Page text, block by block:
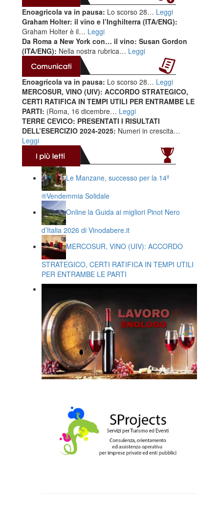
Enoagricola va in pausa: Lo scorso 28… Leggi
Graham Holter: il vino e l’Inghilterra (ITA/ENG):
Graham Holter è il… Leggi
Da Roma a New York con… il vino: Susan Gordon
(ITA/ENG): Nella nostra rubrica… Leggi
Enoagricola va in pausa: Lo scorso 28… Leggi
MERCOSUR, VINO (UIV): ACCORDO STRATEGICO,
CERTI RATIFICA IN TEMPI UTILI PER ENTRAMBE LE
PARTI: (Roma, 16 dicembre… Leggi
TERRE CEVICO: PRESENTATI I RISULTATI
DELL’ESERCIZIO 2024-2025: Numeri in crescita…
Leggi
Le Manzane, successo per la 14ª
®️Vendemmia Solidale
Online la Guida ai migliori Pinot Nero
d’Italia 2026 di Vinodabere.it
MERCOSUR, VINO (UIV): ACCORDO
STRATEGICO, CERTI RATIFICA IN TEMPI UTILI
PER ENTRAMBE LE PARTI